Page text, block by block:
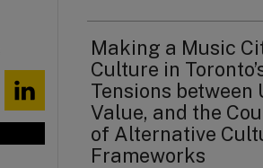
Making a Music
Culture in
Tensions between
Value, and the
of Alternative
Frameworks